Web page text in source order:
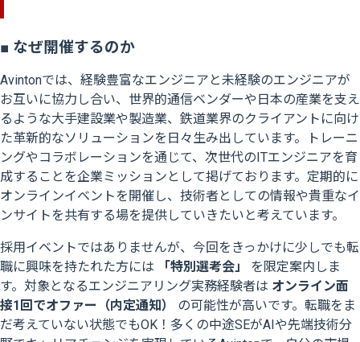
■ なぜ開催するのか
Avintonでは、経験豊富なエンジニアと未経験のエンジニアが
お互いに協力し合い、世界的通信ベンダーや日本の産業を支え
るような大手建設業や製造業、鉄道業界のクライアントに向け
た革新的なソリューションを日々生み出しています。トレーニ
ングやコラボレーションを通じて、次世代のITエンジニアを育
成することを企業ミッションとして掲げております。定期的に
オンラインイベントを開催し、技術者としての情報や貴重なイ
ンサイトを共有する場を提供していきたいと考えています。
採用イベントではありませんが、今回をきっかけに少しでも転
職に興味を持たれた方には
「特別選考会」
を限定案内しま
す。対象となるエンジニアリング実務経験者は オンライン面
接1回でオファー（内定通知）
の可能性が高いです。転職をま
だ考えていない状態でもOK！多くの中途SEがAIや先端技術分